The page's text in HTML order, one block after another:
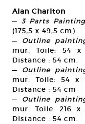
Alan Charlton
— 3 Parts
(175,5 x 49,5 cm).
— Outline
mur. Toile: 54 x
Distance : 54 cm.
— Outline
mur. Toile: 54 x
Distance : 54 cm
— Outline
mur. Toile: 216
Distance : 54 cm.